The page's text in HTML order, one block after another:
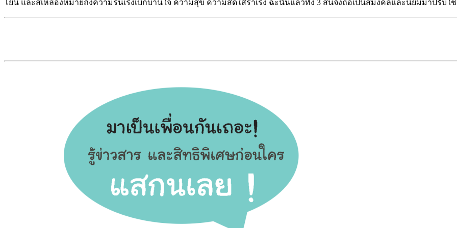
โยน และสีเหลืองหมายถึงความรื่นเริงเบิกบานใจ ความสุข ความสดใสร่าเริง ฉะนั้นแล้วทั้ง 3 สีนี้จึงถือเป็นสีมงคลและนิยมมาปรับใ